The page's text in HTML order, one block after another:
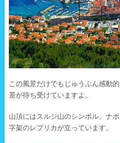
この風景だけでもじゅうぶん感動
景が待ち受けていますよ。
山頂にはスルジ山のシンボル、ナ
字架のレプリカが立っています。